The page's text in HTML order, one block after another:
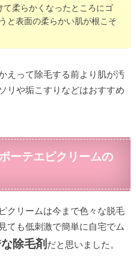
柔らかくなったところにゴ
と表面の柔らかい肌が根こそ
えって除毛する前より肌が汚
リや垢こすりなどはおすすめ
ーテエピクリームの
クリームは今まで色々な脱毛
ても低刺激で簡単に自宅でム
除毛剤 だと思いました。